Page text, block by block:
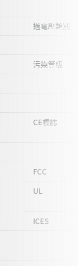
過電壓類別
污染等級
CE標誌
FCC
UL
ICES